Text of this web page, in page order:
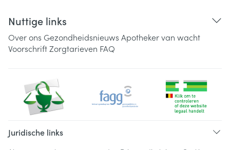
Nuttige links
Over ons Gezondheidsnieuws Apotheker van wacht
VoorschriftZorgtarieven FAQ
Juridische links